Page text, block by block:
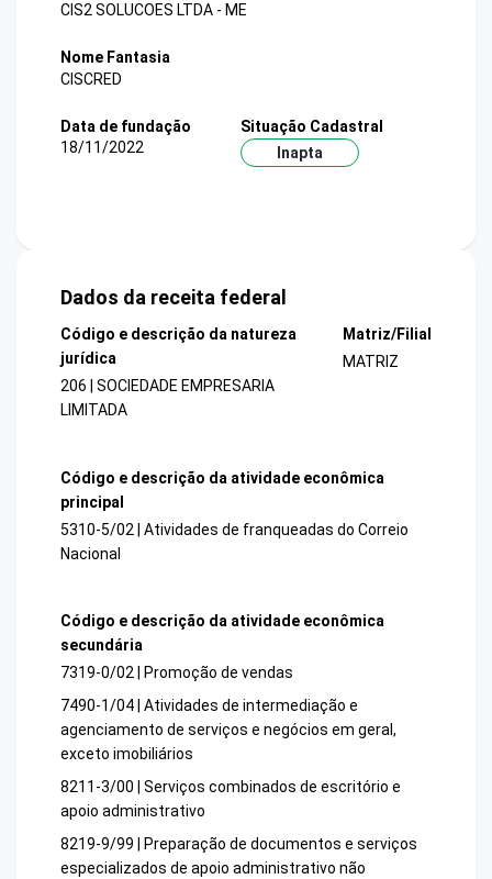
CIS2 SOLUCOES LTDA - ME
Nome Fantasia
CISCRED
Data de fundação
18/11/2022
Situação Cadastral
Inapta
Dados da receita federal
Código e descrição da natureza
jurídica
206 | SOCIEDADE EMPRESARIA
LIMITADA
Matriz/Filial
MATRIZ
Código e descrição da atividade econômica
principal
5310-5/02 | Atividades de franqueadas do Correio
Nacional
Código e descrição da atividade econômica
secundária
7319-0/02 | Promoção de vendas
7490-1/04 | Atividades de intermediação e
agenciamento de serviços e negócios em geral,
exceto imobiliários
8211-3/00 | Serviços combinados de escritório e
apoio administrativo
8219-9/99 | Preparação de documentos e serviços
especializados de apoio administrativo não